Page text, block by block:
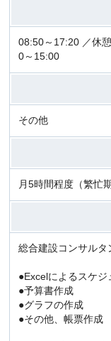
08:50～17:20 ／休
0～15:00
その他
月5時間程度（繁忙
総合建設コンサルタ
●Excelによるスケジ
●予算書作成
●グラフの作成
●その他、帳票作成